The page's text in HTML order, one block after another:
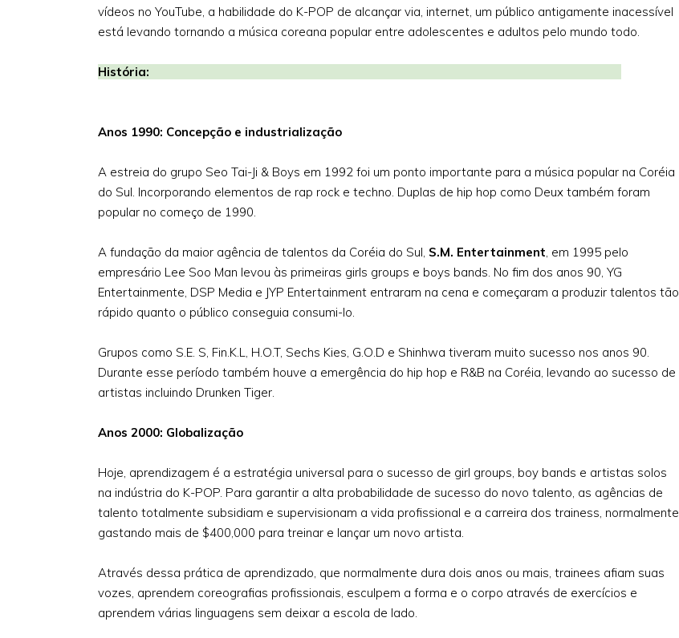
vídeos no YouTube, a habilidade do K-POP de alcançar via, internet, um público antigamente inacessível
está levando tornando a música coreana popular entre adolescentes e adultos pelo mundo todo.
História:
Anos 1990: Concepção e industrialização
A estreia do grupo Seo Tai-Ji & Boys em 1992 foi um ponto importante para a música popular na Coréia
do Sul. Incorporando elementos de rap rock e techno. Duplas de hip hop como Deux também foram
popular no começo de 1990.
A fundação da maior agência de talentos da Coréia do Sul, S.M. Entertainment, em 1995 pelo
empresário Lee Soo Man levou às primeiras girls groups e boys bands. No fim dos anos 90, YG
Entertainmente, DSP Media e JYP Entertainment entraram na cena e começaram a produzir talentos tão
rápido quanto o público conseguia consumi-lo.
Grupos como S.E. S, Fin.K.L, H.O.T, Sechs Kies, G.O.D e Shinhwa tiveram muito sucesso nos anos 90.
Durante esse período também houve a emergência do hip hop e R&B na Coréia, levando ao sucesso de
artistas incluindo Drunken Tiger.
Anos 2000: Globalização
Hoje, aprendizagem é a estratégia universal para o sucesso de girl groups, boy bands e artistas solos
na indústria do K-POP. Para garantir a alta probabilidade de sucesso do novo talento, as agências de
talento totalmente subsidiam e supervisionam a vida profissional e a carreira dos trainess, normalmente
gastando mais de $400,000 para treinar e lançar um novo artista.
Através dessa prática de aprendizado, que normalmente dura dois anos ou mais, trainees afiam suas
vozes, aprendem coreografias profissionais, esculpem a forma e o corpo através de exercícios e
aprendem várias linguagens sem deixar a escola de lado.